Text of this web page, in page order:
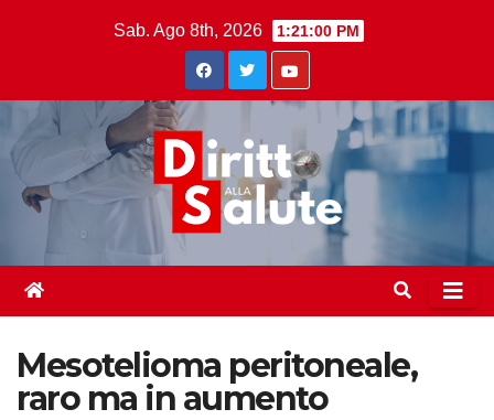
Sab. Ago 8th, 2026 1:21:01 PM
Mesotelioma peritoneale,
raro ma in aumento